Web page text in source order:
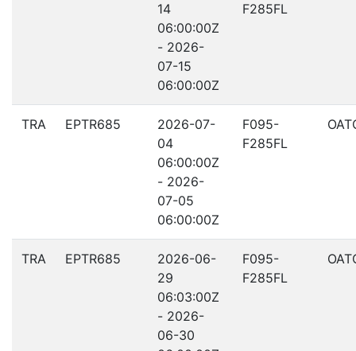
14
06:00:00Z
- 2026-
07-15
06:00:00Z
F285FL
TRA EPTR685
2026-07-
04
06:00:00Z
- 2026-
07-05
06:00:00Z
F095-
F285FL
TRA EPTR685
2026-06-
29
06:03:00Z
- 2026-
06-30
F095-
F285FL